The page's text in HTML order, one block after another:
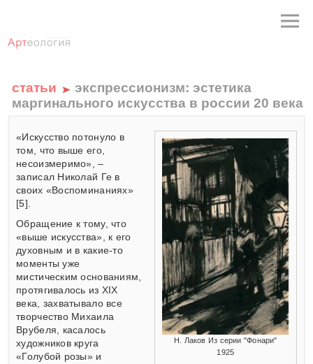
статьи
экспрессионизм: эстетика
маргинального искусства в россии 20 века
Н. Лаков Из серии "Фонари"
1925
«Искусство потонуло в
том, что выше его,
несоизмеримо», –
записал Николай Ге в
своих «Воспоминаниях»
[5].
Обращение к тому, что
«выше искусства», к его
духовным и в какие-то
моменты уже
мистическим основаниям,
протягивалось из ХIХ
века, захватывало все
творчество Михаила
Врубеля, касалось
художников круга
«Голубой розы» и